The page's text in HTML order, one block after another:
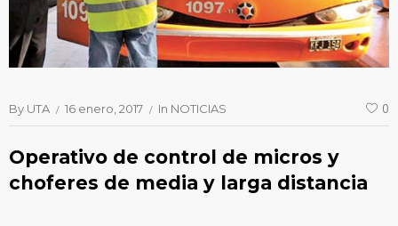
By UTA 16 enero, 2017 In NOTICIAS 0
Operativo de control de micros y
choferes de media y larga distancia